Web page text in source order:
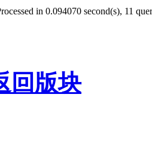
in 0.094070 second(s), 11
回版块